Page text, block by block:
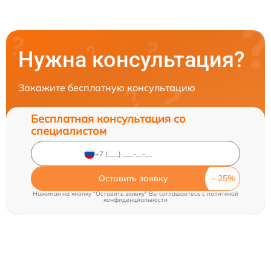
Нужна консультация?
Закажите бесплатную консультацию
Бесплатная консультация со
специалистом
Оставить заявку
Нажимая на кнопку "Оставить заявку" Вы соглашаетесь cполитикой
конфиденциальности